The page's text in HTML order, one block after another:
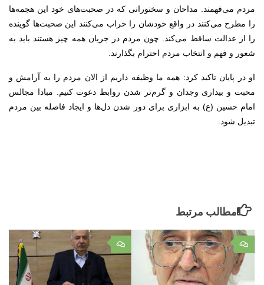
مردم می‌فهمند. مداحان و سخنورانی که در صحبت‌های خود این هجمه‌ها
را مطرح می‌کنند در واقع خودشان را خراب می‌کنند این صحبت‌ها گوینده
را از عدالت ساقط می‌کند. چون مردم در جریان همه چیز هستند باید به
شعور و فهم و انتخاب مردم احترام بگذارند.
او در پایان تاکید کرد: همه ما وظیفه داریم از الان مردم را به آرامش و
محبت و بیداری وجدان و گرم‌تر شدن روابط دعوت کنیم. مبادا مجالس
امام حسین (ع) به ابزاری برای دور شدن دل‌ها و ایجاد فاصله بین مردم
تبدیل شود.
مطالب مرتبط
۰ ۰